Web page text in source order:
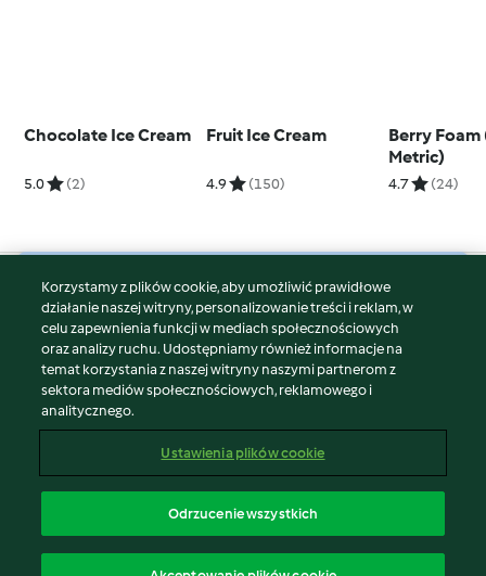
Chocolate Ice Cream
5.0 (2)
Fruit Ice Cream
4.9 (150)
Berry Foam
Metric)
4.7 (24)
© Copyright 2026
Warunki korzystania
Polityka prywatności
Disclaimer
Znak wydawcy
Zgłoś treść
Oświadczenie o dostępności
Korzystamy z plików cookie, aby umożliwić prawidłowe
działanie naszej witryny, personalizowanie treści i reklam, w
celu zapewnienia funkcji w mediach społecznościowych
oraz analizy ruchu. Udostępniamy również informacje na
temat korzystania z naszej witryny naszymi partnerom z
sektora mediów społecznościowych, reklamowego i
analitycznego.
Ustawienia plików cookie
Odrzucenie wszystkich